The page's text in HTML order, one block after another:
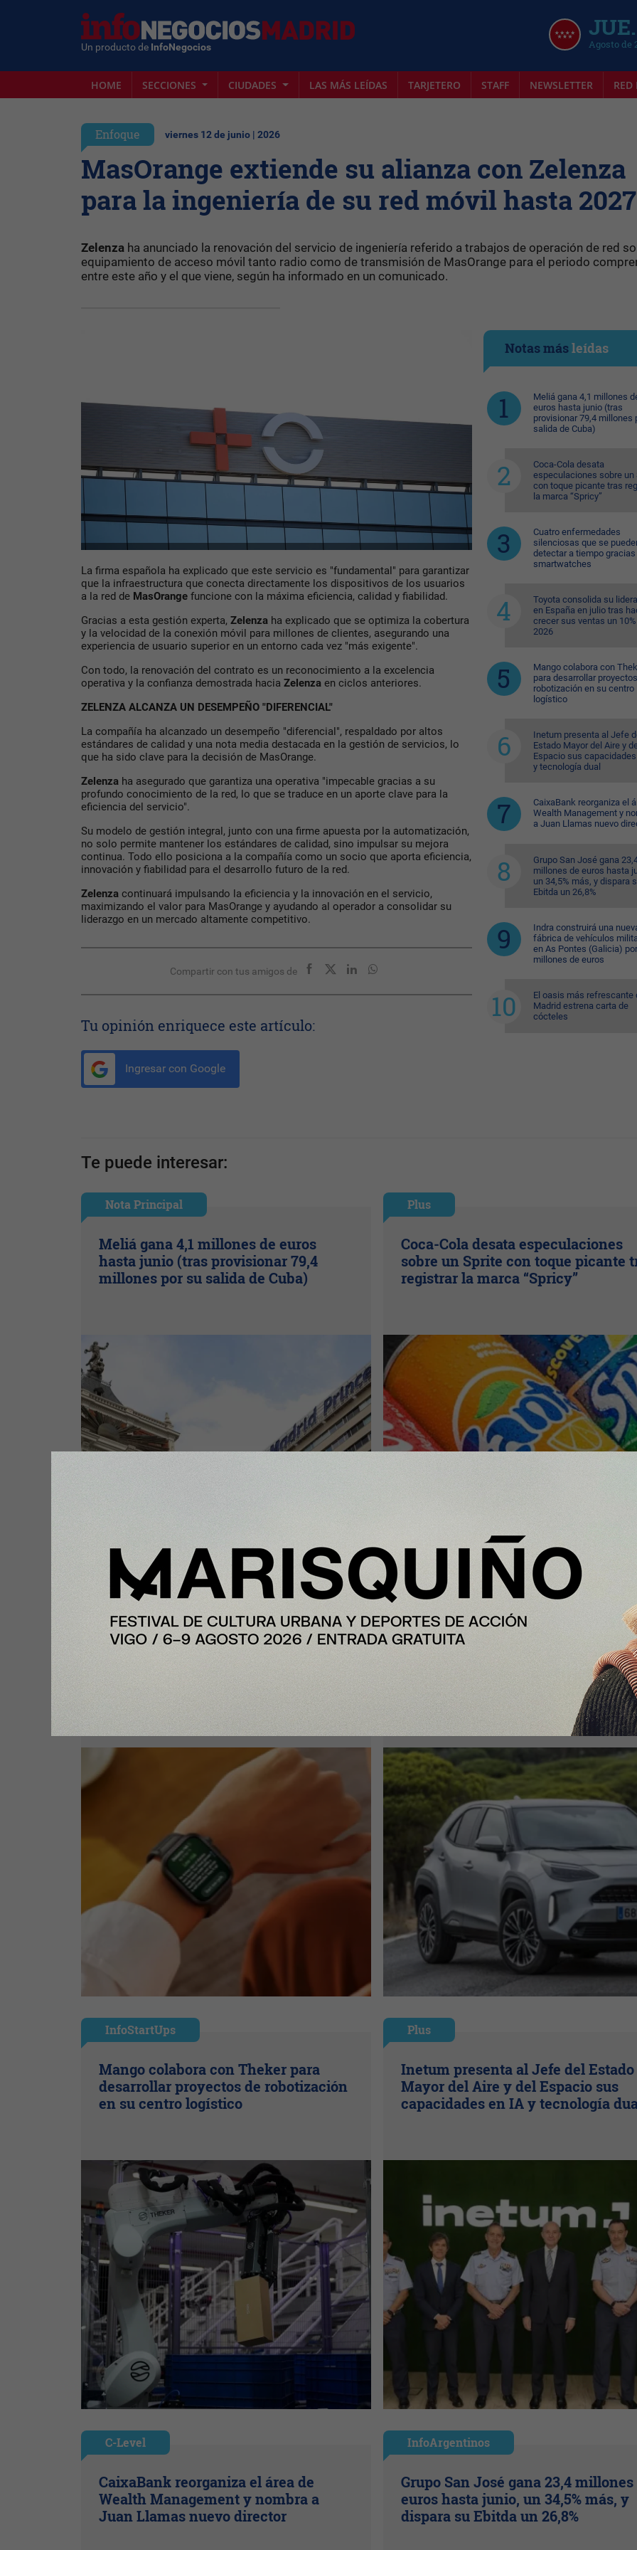
Un producto de InfoNegocios Agosto de
HOME SECCIONES CIUDADES LAS MÁS LEÍDAS TARJETERO STAFF NEWSLETTER
Enfoque viernes 12 de junio | 2026
MasOrange extiende su alianza con Zelenza
para la ingeniería de su red móvil hasta 2027
Zelenza ha anunciado la renovación del servicio de ingeniería referido a trabajos de operación de red
equipamiento de acceso móvil tanto radio como de transmisión de MasOrange para el periodo
entre este año y el que viene, según ha informado en un comunicado.
La firma española ha explicado que este servicio es "fundamental" para garantizar
que la infraestructura que conecta directamente los dispositivos de los usuarios
a la red de MasOrange funcione con la máxima eficiencia, calidad y fiabilidad.
Gracias a esta gestión experta, Zelenza ha explicado que se optimiza la cobertura
y la velocidad de la conexión móvil para millones de clientes, asegurando una
experiencia de usuario superior en un entorno cada vez "más exigente".
Con todo, la renovación del contrato es un reconocimiento a la excelencia
operativa y la confianza demostrada hacia Zelenza en ciclos anteriores.
ZELENZA ALCANZA UN DESEMPEÑO "DIFERENCIAL"
La compañía ha alcanzado un desempeño "diferencial", respaldado por altos
estándares de calidad y una nota media destacada en la gestión de servicios, lo
que ha sido clave para la decisión de MasOrange.
Zelenza ha asegurado que garantiza una operativa "impecable gracias a su
profundo conocimiento de la red, lo que se traduce en un aporte clave para la
eficiencia del servicio".
Su modelo de gestión integral, junto con una firme apuesta por la automatización,
no solo permite mantener los estándares de calidad, sino impulsar su mejora
continua. Todo ello posiciona a la compañía como un socio que aporta eficiencia,
innovación y fiabilidad para el desarrollo futuro de la red.
Zelenza continuará impulsando la eficiencia y la innovación en el servicio,
maximizando el valor para MasOrange y ayudando al operador a consolidar su
liderazgo en un mercado altamente competitivo.
Compartir con tus amigos de
Tu opinión enriquece este artículo:
Ingresar con Google
Notas másleídas
Meliá gana 4,1 millones
euros hasta junio (tras
provisionar 79,4 millones
salida de Cuba)
Coca-Cola desata
especulaciones sobre un
con toque picante tras
la marca “Spricy”
Cuatro enfermedades
silenciosas que se
detectar a tiempo
smartwatches
Toyota consolida su
en España en julio tras
crecer sus ventas un
2026
Mango colabora con
para desarrollar
robotización en su centro
logístico
Inetum presenta al Jefe
Estado Mayor del Aire y
Espacio sus
y tecnología dual
CaixaBank reorganiza el
Wealth Management y
a Juan Llamas nuevo
Grupo San José gana
millones de euros hasta
un 34,5% más, y dispara
Ebitda un 26,8%
Indra construirá una
fábrica de vehículos
en As Pontes (Galicia)
millones de euros
El oasis más refrescante
Madrid estrena carta de
cócteles
Te puede interesar:
Nota Principal
Meliá gana 4,1 millones de euros
hasta junio (tras provisionar 79,4
millones por su salida de Cuba)
Plus
Coca-Cola desata especulaciones
sobre un Sprite con toque picante
registrar la marca “Spricy”
Y Además
los smartwatches
Plus
Toyota consolida su liderazgo en
España en julio tras hacer crecer
ventas un 10% en 2026
InfoStartUps
Mango colabora con Theker para
desarrollar proyectos de robotización
en su centro logístico
Plus
Inetum presenta al Jefe del Estado
Mayor del Aire y del Espacio sus
capacidades en IA y tecnología
C-Level
CaixaBank reorganiza el área de
Wealth Management y nombra a
Juan Llamas nuevo director
InfoArgentinos
Grupo San José gana 23,4 millones
euros hasta junio, un 34,5% más, y
dispara su Ebitda un 26,8%